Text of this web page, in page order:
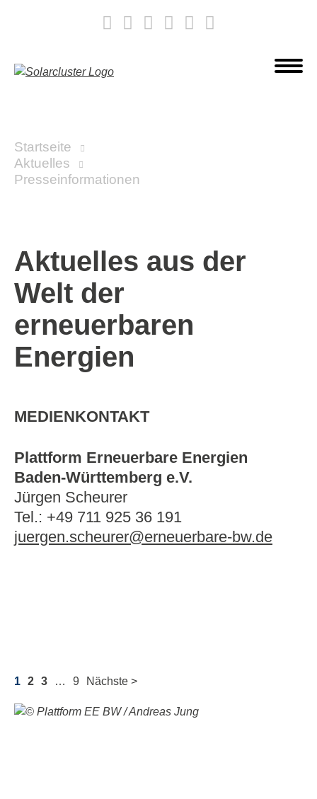
Startseite
Aktuelles
Presseinformationen
Aktuelles aus der
Welt der
erneuerbaren
Energien
MEDIENKONTAKT
Plattform Erneuerbare Energien
Baden-Württemberg e.V.
Jürgen Scheurer
Tel.: +49 711 925 36 191
juergen.scheurer@erneuerbare-bw.de
1 2 3 … 9 Nächste >